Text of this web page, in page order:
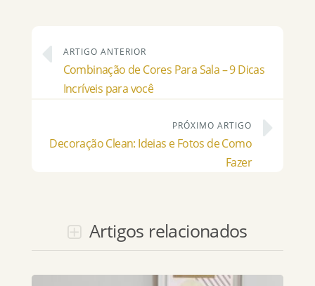
ARTIGO ANTERIOR
Combinação de Cores Para Sala – 9 Dicas
Incríveis para você
PRÓXIMO ARTIGO
Decoração Clean: Ideias e Fotos de Como
Fazer
Artigos relacionados